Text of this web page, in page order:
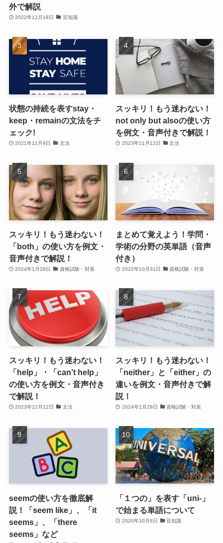
外で解説
2022年12月18日 豆知識
状態の持続を表すstay・
keep・remainの文法をチ
ェック!
2021年11月9日 文法
スッキリ！もう迷わない！
not only but alsoの使い方
を例文・音声付きで解説！
2023年11月12日 文法
スッキリ！もう迷わない！
「both」の使い方を例文・
音声付きで解説！
2024年1月28日 資格試験・対策
まとめて覚えよう！学問・
学術の分野の英単語（音声
付き）
2022年10月31日 資格試験・対策
スッキリ！もう迷わない！
「help」・「can’t help」
の使い方を例文・音声付き
で解説！
2023年12月22日 文法
スッキリ！もう迷わない！
「neither」と「either」の
違いを例文・音声付きで解
説！
2024年1月29日 資格試験・対策
seemの使い方を徹底解
説！「seem like」、「it
seems」、「there
seems」など
「１つの」を表す「uni-」
で始まる単語について
2020年10月8日 豆知識